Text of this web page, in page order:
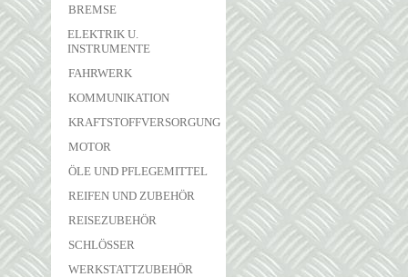
BREMSE
ELEKTRIK U.
INSTRUMENTE
FAHRWERK
KOMMUNIKATION
KRAFTSTOFFVERSORGUNG
MOTOR
ÖLE UND PFLEGEMITTEL
REIFEN UND ZUBEHÖR
REISEZUBEHÖR
SCHLÖSSER
WERKSTATTZUBEHÖR